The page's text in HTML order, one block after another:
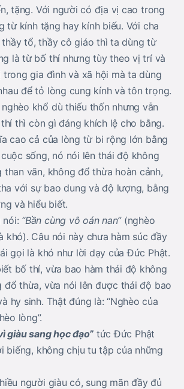
tặng. Với người có địa vị cao trong
từ kính tặng hay kính biếu. Với cha
thầy tổ, thầy cô giáo thì ta dùng từ
là từ bố thí nhưng tùy theo vị trí và
gia đình và xã hội mà ta dùng
để tỏ lòng cung kính và tôn trọng.
khổ dù thiếu thốn nhưng vẫn
thì còn gì đáng khích lệ cho bằng.
cao cả của lòng từ bi rộng lớn bằng
sống, nó nói lên thái độ không
than vãn, không đổ thừa hoàn cảnh,
với sự bao dung và độ lượng, bằng
và hiểu biết.
nói: “Bần cùng vô oán nan”(nghèo
khó). Câu nói này chưa hàm súc đầy
gọi là khó như lời dạy của Đức Phật.
bố thí, vừa bao hàm thái độ không
đổ thừa, vừa nói lên được thái độ bao
hy sinh. Thật đúng là: “Nghèo của
lòng”.
giàu sang học đạo” tức Đức Phật
biếng, không chịu tu tập của những
người giàu có, sung mãn đầy đủ